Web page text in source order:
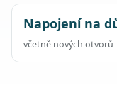
Napojení na
včetně nových otvorů